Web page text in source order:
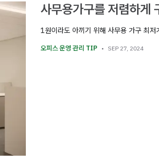
사무용가구를 저렴하게
1원이라도 아끼기 위해 사무용 가구 최저
오피스 운영 관리 TIP SEP 27, 2024